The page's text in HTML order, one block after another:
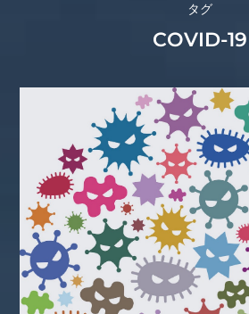
タグ
COVID-19